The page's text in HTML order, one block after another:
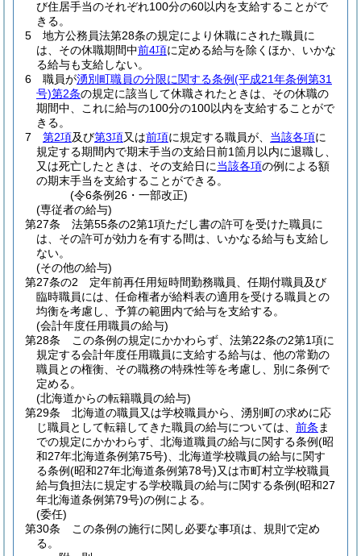
び住居手当のそれぞれ100分の60以内を支給することがで
きる。
5
地方公務員法第28条の規定により休職にされた職員に
は、その休職期間中前4項に定める給与を除くほか、いかな
る給与も支給しない。
6
職員が湧別町職員の分限に関する条例(平成21年条例第31
号)第2条の規定に該当して休職されたときは、その休職の
期間中、これに給与の100分の100以内を支給することがで
きる。
7
第2項及び第3項又は前項に規定する職員が、 当該各項に
規定する期間内で期末手当の支給日前1箇月以内に退職し、
又は死亡したときは、その支給日に当該各項の例による額
の期末手当を支給することができる。
(令6条例26・一部改正)
(専従者の給与)
第27条
法第55条の2第1項ただし書の許可を受けた職員に
は、その許可が効力を有する間は、いかなる給与も支給し
ない。
(その他の給与)
第27条の2
定年前再任用短時間勤務職員、任期付職員及び
臨時職員には、任命権者が給料表の適用を受ける職員との
均衡を考慮し、予算の範囲内で給与を支給する。
(会計年度任用職員の給与)
第28条
この条例の規定にかかわらず、法第22条の2第1項に
規定する会計年度任用職員に支給する給与は、他の常勤の
職員との権衡、その職務の特殊性等を考慮し、別に条例で
定める。
(北海道からの転籍職員の給与)
第29条
北海道の職員又は学校職員から、湧別町の求めに応
じ職員として転籍してきた職員の給与については、 前条 ま
での規定にかかわらず、北海道職員の給与に関する条例(昭
和27年北海道条例第75号) 、北海道学校職員の給与に関す
る条例(昭和27年北海道条例第78号)又は市町村立学校職員
給与負担法に規定する学校職員の給与に関する条例(昭和27
年北海道条例第79号)の例による。
(委任)
第30条
この条例の施行に関し必要な事項は、規則で定め
る。